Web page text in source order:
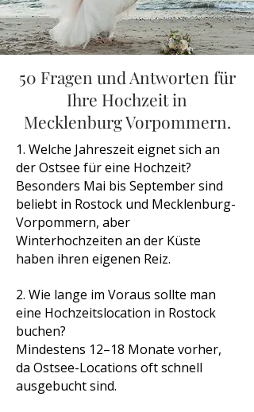
50 Fragen und Antworten für
Ihre Hochzeit in
Mecklenburg Vorpommern.
1. Welche Jahreszeit eignet sich an
der Ostsee für eine Hochzeit?
Besonders Mai bis September sind
beliebt in Rostock und Mecklenburg-
Vorpommern, aber
Winterhochzeiten an der Küste
haben ihren eigenen Reiz.
2. Wie lange im Voraus sollte man
eine Hochzeitslocation in Rostock
buchen?
Mindestens 12–18 Monate vorher,
da Ostsee-Locations oft schnell
ausgebucht sind.